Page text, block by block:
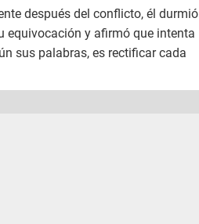
después del conflicto, él durmió
equivocación y afirmó que intenta
sus palabras, es rectificar cada